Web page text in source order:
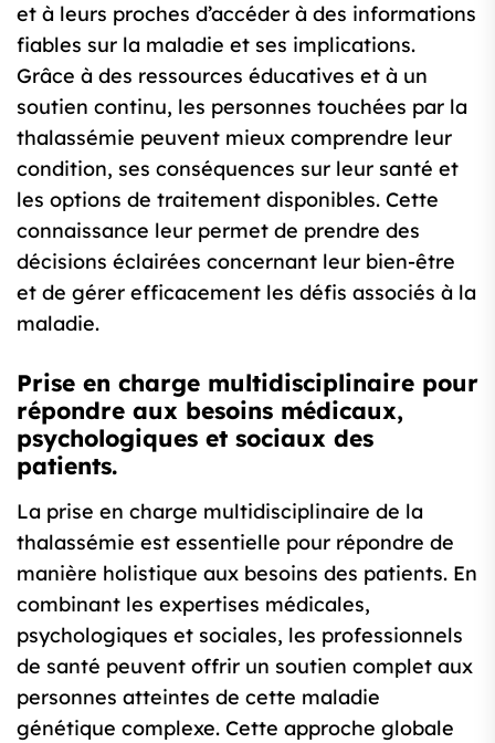
et à leurs proches d’accéder à des informations
fiables sur la maladie et ses implications.
Grâce à des ressources éducatives et à un
soutien continu, les personnes touchées par la
thalassémie peuvent mieux comprendre leur
condition, ses conséquences sur leur santé et
les options de traitement disponibles. Cette
connaissance leur permet de prendre des
décisions éclairées concernant leur bien-être
et de gérer efficacement les défis associés à la
maladie.
Prise en charge multidisciplinaire pour
répondre aux besoins médicaux,
psychologiques et sociaux des
patients.
La prise en charge multidisciplinaire de la
thalassémie est essentielle pour répondre de
manière holistique aux besoins des patients. En
combinant les expertises médicales,
psychologiques et sociales, les professionnels
de santé peuvent offrir un soutien complet aux
personnes atteintes de cette maladie
génétique complexe. Cette approche globale